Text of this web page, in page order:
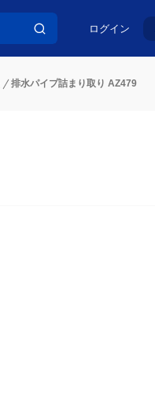
ログイン
排水パイプ詰まり取り AZ479